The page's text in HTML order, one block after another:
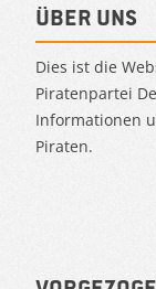
Über uns
Dies ist die
Piratenpartei
Informationen
Piraten.